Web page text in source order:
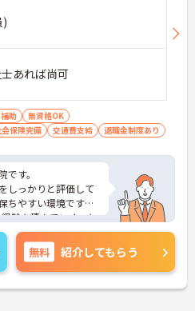
)
あれば尚可
助
無資格OK
保険完備 交通費支給 退職金制度あり
す。
しっかりと評価して
ちやすい環境です。
験を積んでいくこと
問い合わせくださ
無料 紹介してもらう